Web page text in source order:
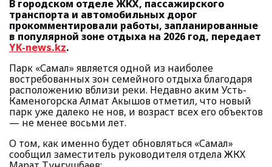
В городском отделе ЖКХ, пассажирского
транспорта и автомобильных дорог
прокомментировали работы, запланированные
в популярной зоне отдыха на 2026 год, передает
YK-news.kz.
Парк «Самал» является одной из наиболее
востребованных зон семейного отдыха благодаря
расположению вблизи реки. Недавно аким Усть-
Каменогорска Алмат Акышов отметил, что новый
парк уже далеко не нов, и возраст всех его объектов
— не менее восьми лет.
О том, как именно будет обновляться «Самал»
сообщил заместитель руководителя отдела ЖКХ